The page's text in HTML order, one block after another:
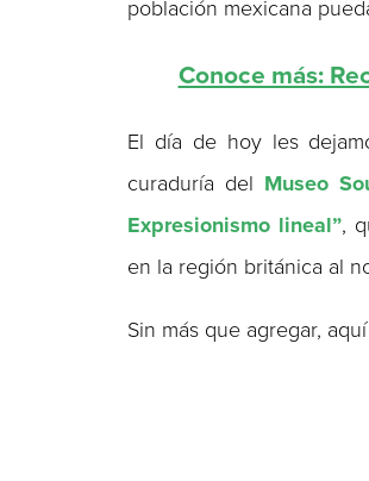
población mexicana
Conoce más:
El día de hoy les
curaduría del Museo
Expresionismo lineal”,
en la región británica al
Sin más que agregar,